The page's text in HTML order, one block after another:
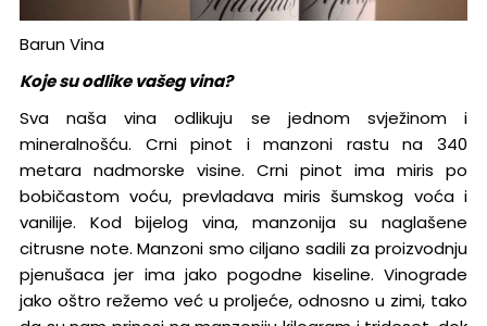
Barun Vina
Koje su odlike vašeg vina?
Sva naša vina odlikuju se jednom svježinom i
mineralnošću. Crni pinot i manzoni rastu na 340
metara nadmorske visine. Crni pinot ima miris po
bobičastom voću, prevladava miris šumskog voća i
vanilije. Kod bijelog vina, manzonija su naglašene
citrusne note. Manzoni smo ciljano sadili za proizvodnju
pjenušaca jer ima jako pogodne kiseline. Vinograde
jako oštro režemo već u proljeće, odnosno u zimi, tako